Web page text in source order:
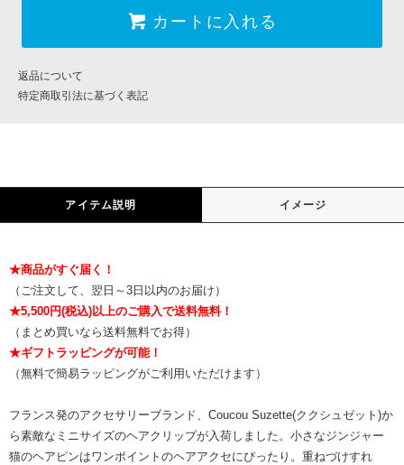
カートに入れる
返品について
特定商取引法に基づく表記
アイテム説明 イメージ
★商品がすぐ届く！
（ご注文して、翌日～3日以内のお届け）
★5,500円(税込)以上のご購入で送料無料！
（まとめ買いなら送料無料でお得）
★ギフトラッピングが可能！
（無料で簡易ラッピングがご利用いただけます）
フランス発のアクセサリーブランド、Coucou Suzette(ククシュゼット)か
ら素敵なミニサイズのヘアクリップが入荷しました。小さなジンジャー
猫のヘアピンはワンポイントのヘアアクセにぴったり。重ねづけすれ